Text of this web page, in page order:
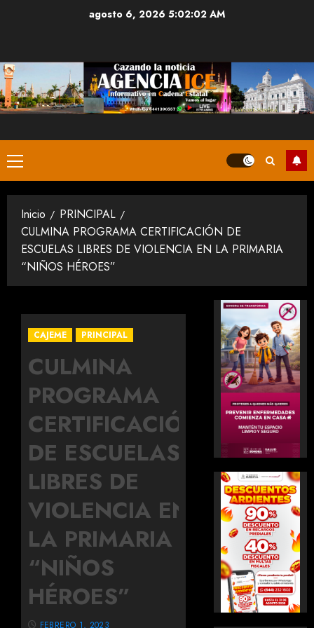
agosto 6, 2026 5:02:02 AM
Menú
principal
Inicio
PRINCIPAL
CULMINA PROGRAMA CERTIFICACIÓN DE
ESCUELAS LIBRES DE VIOLENCIA EN LA PRIMARIA
“NIÑOS HÉROES”
CAJEME PRINCIPAL
CULMINA
PROGRAMA
CERTIFICACIÓN
DE ESCUELAS
LIBRES DE
VIOLENCIA EN
LA PRIMARIA
“NIÑOS
HÉROES”
FEBRERO 1, 2023